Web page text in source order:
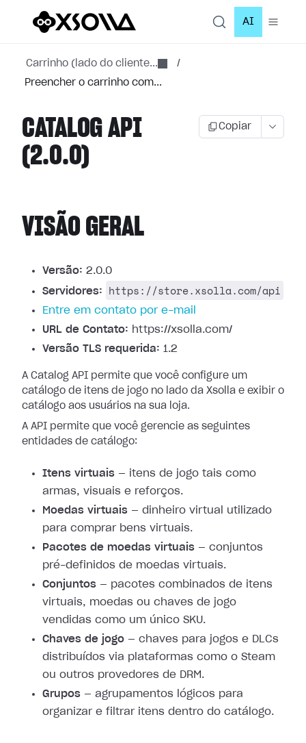
AI
Carrinho (lado do cliente...
/
Preencher o carrinho com...
CATALOG API
(2.0.0)
Copiar
VISÃO GERAL
Versão: 2.0.0
Servidores:
https://store.xsolla.com/api
Entre em contato por e-mail
URL de Contato: https://xsolla.com/
Versão TLS requerida: 1.2
A Catalog API permite que você configure um
catálogo de itens de jogo no lado da Xsolla e exibir o
catálogo aos usuários na sua loja.
A API permite que você gerencie as seguintes
entidades de catálogo:
Itens virtuais — itens de jogo tais como
armas, visuais e reforços.
Moedas virtuais — dinheiro virtual utilizado
para comprar bens virtuais.
Pacotes de moedas virtuais — conjuntos
pré-definidos de moedas virtuais.
Conjuntos — pacotes combinados de itens
virtuais, moedas ou chaves de jogo
vendidas como um único SKU.
Chaves de jogo — chaves para jogos e DLCs
distribuídos via plataformas como o Steam
ou outros provedores de DRM.
Grupos — agrupamentos lógicos para
organizar e filtrar itens dentro do catálogo.